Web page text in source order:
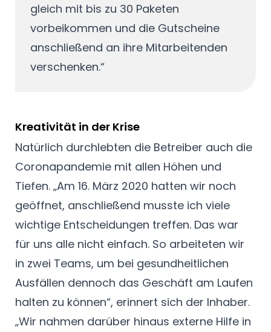
gleich mit bis zu 30 Paketen
vorbeikommen und die Gutscheine
anschließend an ihre Mitarbeitenden
verschenken.“
Kreativität in der Krise
Natürlich durchlebten die Betreiber auch die
Coronapandemie mit allen Höhen und
Tiefen. „Am 16. März 2020 hatten wir noch
geöffnet, anschließend musste ich viele
wichtige Entscheidungen treffen. Das war
für uns alle nicht einfach. So arbeiteten wir
in zwei Teams, um bei gesundheitlichen
Ausfällen dennoch das Geschäft am Laufen
halten zu können“, erinnert sich der Inhaber.
„Wir nahmen darüber hinaus externe Hilfe in